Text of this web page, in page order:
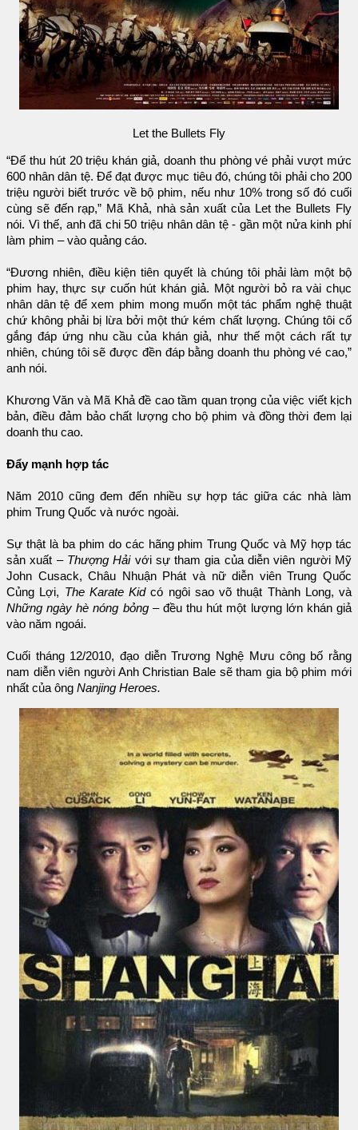
Let the Bullets Fly
“Để thu hút 20 triệu khán giả, doanh thu phòng vé phải vượt mức
600 nhân dân tệ. Để đạt được mục tiêu đó, chúng tôi phải cho 200
triệu người biết trước về bộ phim, nếu như 10% trong số đó cuối
cùng sẽ đến rạp,” Mã Khả, nhà sản xuất của Let the Bullets Fly
nói. Vì thế, anh đã chi 50 triệu nhân dân tệ - gần một nửa kinh phí
làm phim – vào quảng cáo.
“Đương nhiên, điều kiện tiên quyết là chúng tôi phải làm một bộ
phim hay, thực sự cuốn hút khán giả. Một người bỏ ra vài chục
nhân dân tệ để xem phim mong muốn một tác phẩm nghệ thuật
chứ không phải bị lừa bởi một thứ kém chất lượng. Chúng tôi cố
gắng đáp ứng nhu cầu của khán giả, như thế một cách rất tự
nhiên, chúng tôi sẽ được đền đáp bằng doanh thu phòng vé cao,”
anh nói.
Khương Văn và Mã Khả đề cao tầm quan trọng của việc viết kịch
bản, điều đảm bảo chất lượng cho bộ phim và đồng thời đem lại
doanh thu cao.
Đẩy mạnh hợp tác
Năm 2010 cũng đem đến nhiều sự hợp tác giữa các nhà làm
phim Trung Quốc và nước ngoài.
Sự thật là ba phim do các hãng phim Trung Quốc và Mỹ hợp tác
sản xuất – Thượng Hảivới sự tham gia của diễn viên người Mỹ
John Cusack, Châu Nhuận Phát và nữ diễn viên Trung Quốc
Củng Lợi, The Karate Kidcó ngôi sao võ thuật Thành Long, và
Những ngày hè nóng bỏng – đều thu hút một lượng lớn khán giả
vào năm ngoái.
Cuối tháng 12/2010, đạo diễn Trương Nghệ Mưu công bố rằng
nam diễn viên người Anh Christian Bale sẽ tham gia bộ phim mới
nhất của ông Nanjing Heroes.